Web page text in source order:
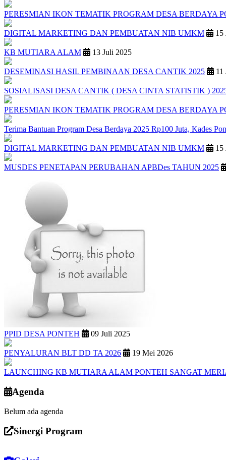
PERESMIAN IKON TEMATIK PROGRAM DESA BERDAYA
DIGITAL MARKETING DAN PEMBUATAN NIB UMKM 15
KB MUTIARA ALAM 13 Juli 2025
DESEMINASI HASIL PEMBINAAN DESA CANTIK 2025 11
SOSIALISASI DESA CANTIK ( DESA CINTA STATISTIK )
PERESMIAN IKON TEMATIK PROGRAM DESA BERDAYA
Terima Bantuan Program Desa Berdaya 2025 Rp100 Juta, Kades
DIGITAL MARKETING DAN PEMBUATAN NIB UMKM 15
MUSDES PENETAPAN PERUBAHAN APBDes TAHUN 2025
PPID DESA PONTEH 09 Juli 2025
PENYALURAN BLT DD TA 2026 19 Mei 2026
LAUNCHING KB MUTIARA ALAM PONTEH SANGAT
Agenda
Belum ada agenda
Sinergi Program